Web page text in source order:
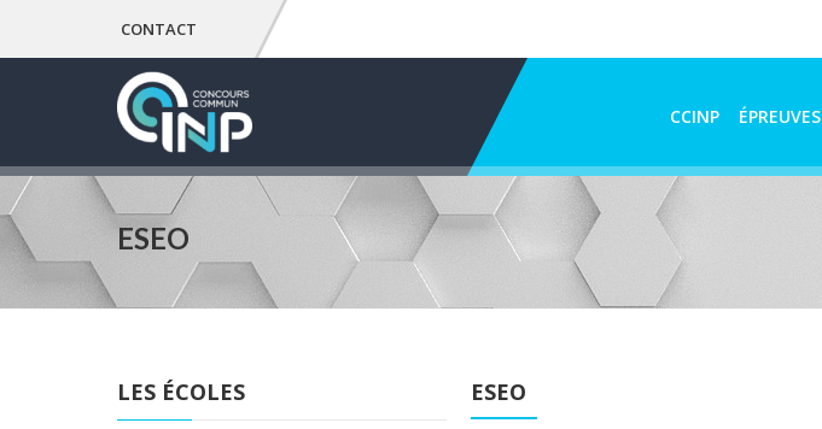
CONTACT
CCINP ÉPREUVES
ESEO
ESEO
LES ÉCOLES